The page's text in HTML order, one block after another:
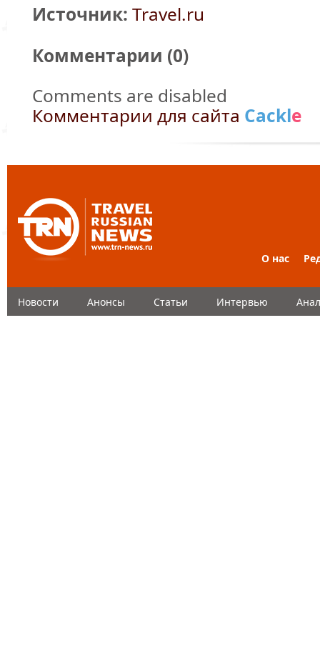
Источник: Travel.ru
Комментарии (0)
Comments are disabled
Комментарии для сайта Cackle
О нас
Новости Анонсы Статьи Интервью